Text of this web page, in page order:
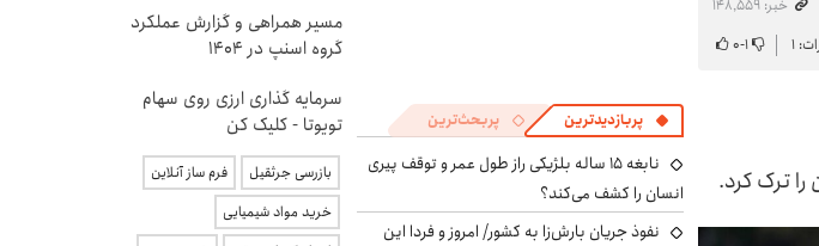
خبر: ۱۴۸٬۵۵۹
۱ ۱-۰
ترک کرد.
پربازدیدترین پربحث‌ترین
نابغه ۱۵ ساله بلژیکی راز طول عمر و توقف پیری
انسان را کشف می‌کند؟
نفوذ جریان بارش‌زا به کشور/ امروز و فردا این
مسیر همراهی و گزارش عملکرد
گروه اسنپ در ۱۴۰۴
سرمایه گذاری ارزی روی سهام
تویوتا - کلیک کن
بازرسی جرثقیل
فرم ساز آنلاین
خرید مواد شیمیایی